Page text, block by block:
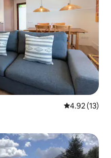
Calificación
4.92 (13)
huéspedes